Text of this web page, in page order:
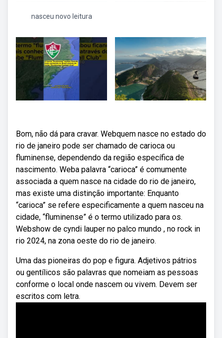
nasceu novo leitura
Bom, não dá para cravar. Webquem nasce no estado do
rio de janeiro pode ser chamado de carioca ou
fluminense, dependendo da região específica de
nascimento. Weba palavra “carioca” é comumente
associada a quem nasce na cidade do rio de janeiro,
mas existe uma distinção importante: Enquanto
“carioca” se refere especificamente a quem nasceu na
cidade, “fluminense” é o termo utilizado para os.
Webshow de cyndi lauper no palco mundo , no rock in
rio 2024, na zona oeste do rio de janeiro.
Uma das pioneiras do pop e figura. Adjetivos pátrios
ou gentílicos são palavras que nomeiam as pessoas
conforme o local onde nascem ou vivem. Devem ser
escritos com letra.